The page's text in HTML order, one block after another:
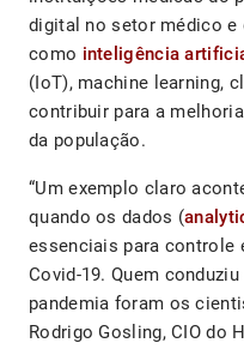
digital no setor médico
como inteligência
(IoT), machine learning,
contribuir para a
da população.
“Um exemplo claro
quando os dados (
essenciais para controle
Covid-19. Quem
pandemia foram os
Rodrigo Gosling, CIO do